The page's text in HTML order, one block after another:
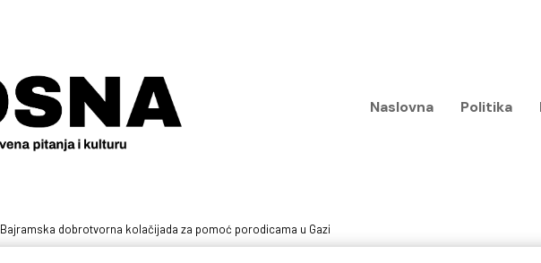
Naslovna Politika
Bajramska dobrotvorna kolačijada za pomoć porodicama u Gazi